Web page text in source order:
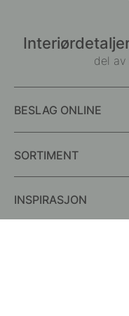
del av
BESLAG ONLINE
SORTIMENT
INSPIRASJON